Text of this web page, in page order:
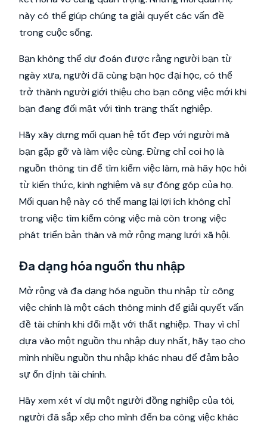
này có thể giúp chúng ta giải quyết các vấn đề
trong cuộc sống.
Bạn không thể dự đoán được rằng người bạn từ
ngày xưa, người đã cùng bạn học đại học, có thể
trở thành người giới thiệu cho bạn công việc mới khi
bạn đang đối mặt với tình trạng thất nghiệp.
Hãy xây dựng mối quan hệ tốt đẹp với người mà
bạn gặp gỡ và làm việc cùng. Đừng chỉ coi họ là
nguồn thông tin để tìm kiếm việc làm, mà hãy học hỏi
từ kiến thức, kinh nghiệm và sự đóng góp của họ.
Mối quan hệ này có thể mang lại lợi ích không chỉ
trong việc tìm kiếm công việc mà còn trong việc
phát triển bản thân và mở rộng mạng lưới xã hội.
Đa dạng hóa nguồn thu nhập
Mở rộng và đa dạng hóa nguồn thu nhập từ công
việc chính là một cách thông minh để giải quyết vấn
đề tài chính khi đối mặt với thất nghiệp. Thay vì chỉ
dựa vào một nguồn thu nhập duy nhất, hãy tạo cho
mình nhiều nguồn thu nhập khác nhau để đảm bảo
sự ổn định tài chính.
Hãy xem xét ví dụ một người đồng nghiệp của tôi,
người đã sắp xếp cho mình đến ba công việc khác